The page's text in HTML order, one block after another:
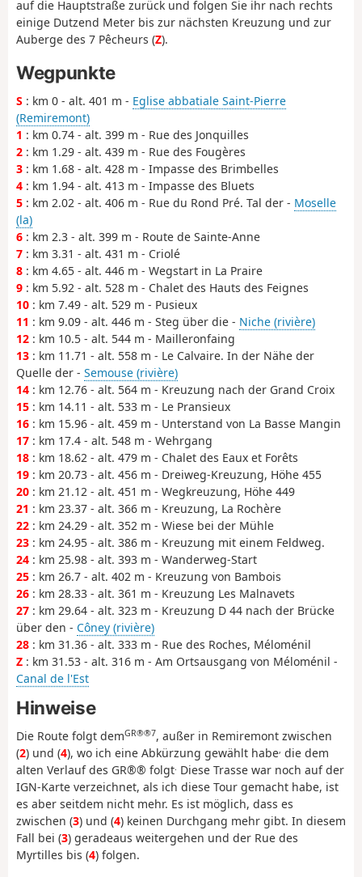
auf die Hauptstraße zurück und folgen Sie ihr nach rechts
einige Dutzend Meter bis zur nächsten Kreuzung und zur
Auberge des 7 Pêcheurs (Z).
Wegpunkte
S : km 0 - alt. 401 m - Eglise abbatiale Saint-Pierre
(Remiremont)
1 : km 0.74 - alt. 399 m - Rue des Jonquilles
2 : km 1.29 - alt. 439 m - Rue des Fougères
3 : km 1.68 - alt. 428 m - Impasse des Brimbelles
4 : km 1.94 - alt. 413 m - Impasse des Bluets
5 : km 2.02 - alt. 406 m - Rue du Rond Pré. Tal der - Moselle
(la)
6 : km 2.3 - alt. 399 m - Route de Sainte-Anne
7 : km 3.31 - alt. 431 m - Criolé
8 : km 4.65 - alt. 446 m - Wegstart in La Praire
9 : km 5.92 - alt. 528 m - Chalet des Hauts des Feignes
10 : km 7.49 - alt. 529 m - Pusieux
11 : km 9.09 - alt. 446 m - Steg über die - Niche (rivière)
12 : km 10.5 - alt. 544 m - Mailleronfaing
13 : km 11.71 - alt. 558 m - Le Calvaire. In der Nähe der
Quelle der - Semouse (rivière)
14 : km 12.76 - alt. 564 m - Kreuzung nach der Grand Croix
15 : km 14.11 - alt. 533 m - Le Pransieux
16 : km 15.96 - alt. 459 m - Unterstand von La Basse Mangin
17 : km 17.4 - alt. 548 m - Wehrgang
18 : km 18.62 - alt. 479 m - Chalet des Eaux et Forêts
19 : km 20.73 - alt. 456 m - Dreiweg-Kreuzung, Höhe 455
20 : km 21.12 - alt. 451 m - Wegkreuzung, Höhe 449
21 : km 23.37 - alt. 366 m - Kreuzung, La Rochère
22 : km 24.29 - alt. 352 m - Wiese bei der Mühle
23 : km 24.95 - alt. 386 m - Kreuzung mit einem Feldweg.
24 : km 25.98 - alt. 393 m - Wanderweg-Start
25 : km 26.7 - alt. 402 m - Kreuzung von Bambois
26 : km 28.33 - alt. 361 m - Kreuzung Les Malnavets
27 : km 29.64 - alt. 323 m - Kreuzung D 44 nach der Brücke
über den - Côney (rivière)
28 : km 31.36 - alt. 333 m - Rue des Roches, Méloménil
Z : km 31.53 - alt. 316 m - Am Ortsausgang von Méloménil -
Canal de l'Est
Hinweise
Die Route folgt demGR®®7, außer in Remiremont zwischen
(2) und (4), wo ich eine Abkürzung gewählt habe, die dem
alten Verlauf des GR®® folgt Diese Trasse war noch auf der
IGN-Karte verzeichnet, als ich diese Tour gemacht habe, ist
es aber seitdem nicht mehr. Es ist möglich, dass es
zwischen (3) und (4) keinen Durchgang mehr gibt. In diesem
Fall bei (3) geradeaus weitergehen und der Rue des
Myrtilles bis (4) folgen.